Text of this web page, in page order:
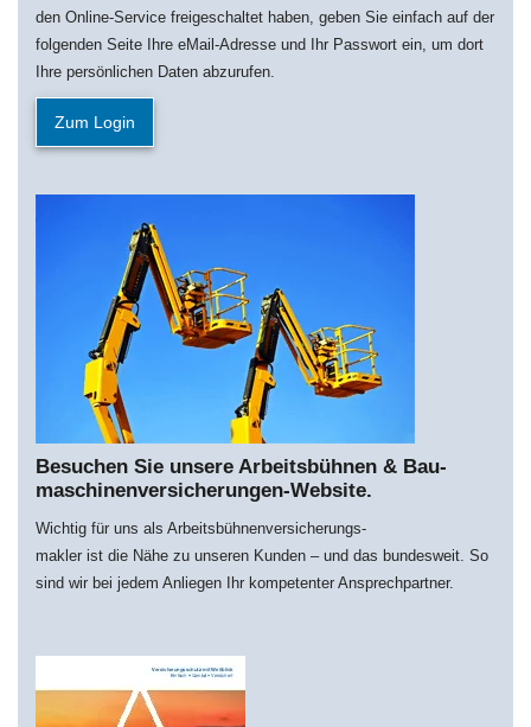
den Online-Service freigeschaltet haben, geben Sie einfach auf der
folgenden Seite Ihre eMail-Adresse und Ihr Passwort ein, um dort
Ihre persönlichen Daten abzurufen.
Zum Login
Besuchen Sie unsere Arbeitsbühnen & Bau­
maschi­nen­­versich­erungen-Website.
Wichtig für uns als Arbeitsbühnenversicherungs-
makler ist die Nähe zu unseren Kunden – und das bundesweit. So
sind wir bei jedem Anliegen Ihr kompetenter Ansprechpartner.